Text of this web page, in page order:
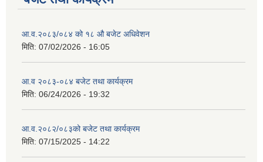
आ.व.२०८३/०८४ को १८ ‍औ बजेट अधिवेशन
मिति: 07/02/2026 - 16:05
आ.व २०८३-०८४ बजेट तथा कार्यक्रम
मिति: 06/24/2026 - 19:32
आ.व.२०८२/०८३को बजेट तथा कार्यक्रम
मिति: 07/15/2025 - 14:22